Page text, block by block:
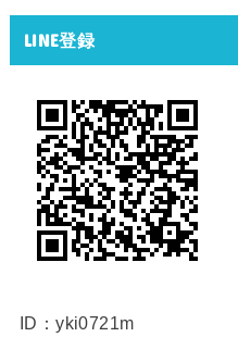
LINE登録
ID：yki0721m